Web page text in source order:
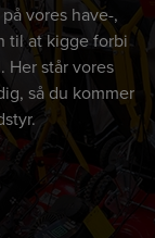
vores have-,
til at kigge forbi
Her står vores
så du kommer